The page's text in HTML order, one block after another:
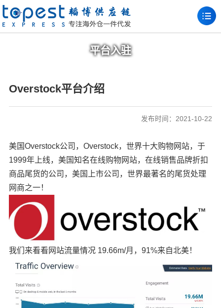
平台入驻
Overstock平台介绍
发布时间：2021-10-22
美国Overstock公司，Overstock，世界十大购物网站，于
1999年上线，美国知名在线购物网站，在线销售品牌折扣
商品尾货的公司，美国上市公司，世界最著名的尾货处理
网商之一！
我们来看看网站流量情况 19.66m/月，91%来自北美！